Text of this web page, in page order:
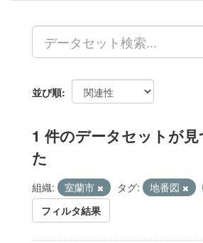
並び順
1 件のデータセットが
た
組織: 室蘭市 タグ: 地番図
フィルタ結果